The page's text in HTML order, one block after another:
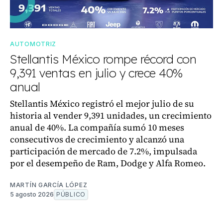
AUTOMOTRIZ
Stellantis México rompe récord con
9,391 ventas en julio y crece 40%
anual
Stellantis México registró el mejor julio de su
historia al vender 9,391 unidades, un crecimiento
anual de 40%. La compañía sumó 10 meses
consecutivos de crecimiento y alcanzó una
participación de mercado de 7.2%, impulsada
por el desempeño de Ram, Dodge y Alfa Romeo.
MARTÍN GARCÍA LÓPEZ
5 agosto 2026 PÚBLICO